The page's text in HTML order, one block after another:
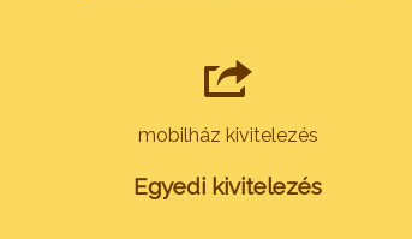
mobilház kivitelezés
Egyedi kivitelezés